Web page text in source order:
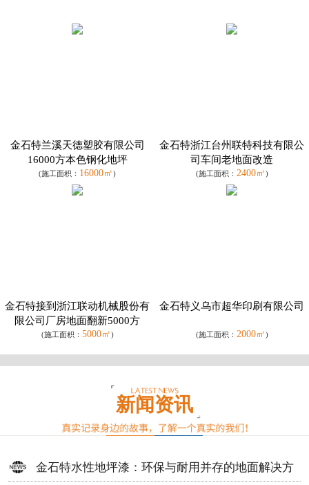
金石特兰溪天德塑胶有限公司
16000方本色钢化地坪
(施工面积： 16000㎡)
金石特浙江台州联特科技有限公
司车间老地面改造
(施工面积： 2400㎡)
金石特接到浙江联动机械股份有
限公司厂房地面翻新5000方
(施工面积： 5000㎡)
金石特义乌市超华印刷有限公司
(施工面积： 2000㎡)
新闻资讯
金石特水性地坪漆：环保与耐用并存的地面解决方